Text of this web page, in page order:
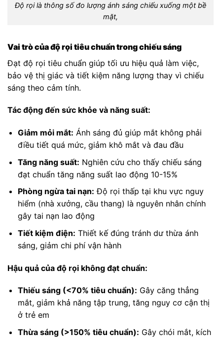
Độ rọi là thông số đo lượng ánh sáng chiếu xuống một bề
mặt,
Vai trò của độ rọi tiêu chuẩn trong chiếu sáng
Đạt độ rọi tiêu chuẩn giúp tối ưu hiệu quả làm việc,
bảo vệ thị giác và tiết kiệm năng lượng thay vì chiếu
sáng theo cảm tính.
Tác động đến sức khỏe và năng suất:
Giảm mỏi mắt: Ánh sáng đủ giúp mắt không phải
điều tiết quá mức, giảm khô mắt và đau đầu
Tăng năng suất: Nghiên cứu cho thấy chiếu sáng
đạt chuẩn tăng năng suất lao động 10-15%
Phòng ngừa tai nạn: Độ rọi thấp tại khu vực nguy
hiểm (nhà xưởng, cầu thang) là nguyên nhân chính
gây tai nạn lao động
Tiết kiệm điện: Thiết kế đúng tránh dư thừa ánh
sáng, giảm chi phí vận hành
Hậu quả của độ rọi không đạt chuẩn:
Thiếu sáng (<70% tiêu chuẩn): Gây căng thẳng
mắt, giảm khả năng tập trung, tăng nguy cơ cận thị
ở trẻ em
Thừa sáng (>150% tiêu chuẩn): Gây chói mắt, kích